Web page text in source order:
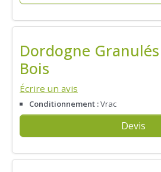
Dordogne Granulés
Bois
Écrire un avis
Conditionnement :Vrac
Devis